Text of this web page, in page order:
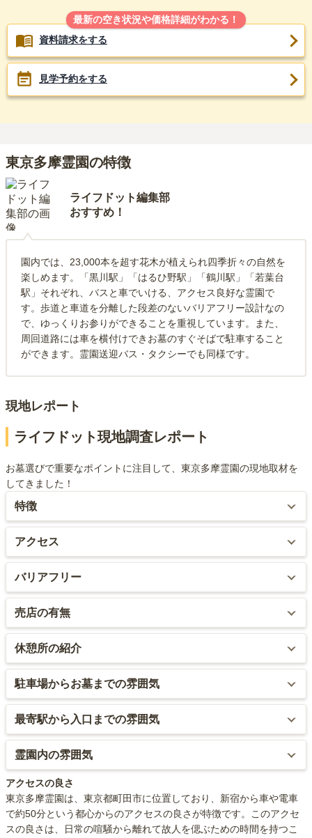
最新の空き状況や価格詳細がわかる！
資料請求をする
見学予約をする
東京多摩霊園の特徴
ライフドット編集部
おすすめ！
園内では、23,000本を超す花木が植えられ四季折々の自然を
楽しめます。「黒川駅」「はるひ野駅」「鶴川駅」「若葉台
駅」それぞれ、バスと車でいける、アクセス良好な霊園で
す。歩道と車道を分離した段差のないバリアフリー設計なの
で、ゆっくりお参りができることを重視しています。また、
周回道路には車を横付けできお墓のすぐそばで駐車すること
ができます。霊園送迎バス・タクシーでも同様です。
現地レポート
ライフドット現地調査レポート
お墓選びで重要なポイントに注目して、東京多摩霊園の現地取材を
してきました！
特徴
完全バリアフリーではありませんが、広大な敷地の霊園にありがち
な、来園する際のストレスを限りなく軽減する設備が整っていま
す。
最大の特徴は、お墓の近くまで車を停車する事が出来る点です。広
大な敷地の霊園は沢山有りますが、このメリットがある霊園は稀で
す。
また、カートの貸出もしている為、園内を移動する事が負担にはな
りません。バス停からも十分に徒歩で来園できる距離にありますの
で、通う事を考えても全く問題にはなりません。
アクセス
最寄駅からバスを使い、バス停から徒歩6分とアクセスは徒歩圏内で
はありませんが、霊園がバス停から近い分、通いやすいです。
ただ、バスは最寄り駅から1時間に2・3本しか出ていないので、若
干、バスでの来園は苦になります。
バリアフリー
全面バリアフリーに対応しています。
トイレはバイアフリーに対応していません。
売店の有無
霊園内でお花を販売しています(550円)。
す。
休憩所の紹介
霊園内に東屋やいすが幾つかあります。東屋には灰皿が設置されて
いますので、喫煙が可能です。
また、屋内型の休憩所も有り、そこではテレビも有りますので、ゆ
っくりとくつろげます。
駐車場からお墓までの雰囲気
園内の敷地には多数の駐車場が有ります。且つ、園内は車で移動す
る事が出来、自分のお墓の近くで停車が可能です。
また、カートの貸出もしており、タクシーやバスで来園した方にも
最寄駅から入口までの雰囲気
バス停を降りると、車通りのさほど激しくない大きな通りに出ま
す。
ただ、霊園は、その大きな通りと反対側にある1本入った住宅地にあ
る為、周りはとても静かです。小高い所に霊園がある為、進むに連
れて視界が徐々に高くなっていきます。
霊園内の雰囲気
霊園というよりも、自然豊かな大きな公園に来た、というような雰
囲気の霊園です。
完全バリアフリーではありませんが、休憩所や東屋などが複数あ
アクセスの良さ
東京多摩霊園は、東京都町田市に位置しており、新宿から車や電車
で約50分という都心からのアクセスの良さが特徴です。このアクセ
スの良さは、日常の喧騒から離れて故人を偲ぶための時間を持つこ